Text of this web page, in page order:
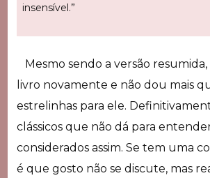
insensível.”
Mesmo sendo a versão resumida,
livro novamente e não dou mais
estrelinhas para ele.
clássicos que não dá para
considerados assim. Se tem uma
é que gosto não se discute, mas